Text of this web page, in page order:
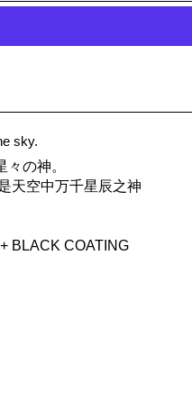
sky.
の神。
天空中万千星辰之神
BLACK COATING